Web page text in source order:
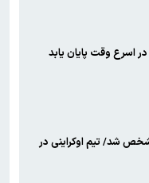
را محرمانه کرده اند؟
اسرع وقت پایان یابد
شد/ تیم اوکراینی در